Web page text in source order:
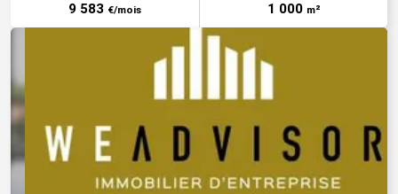
9 583 €/mois 1 000 m²